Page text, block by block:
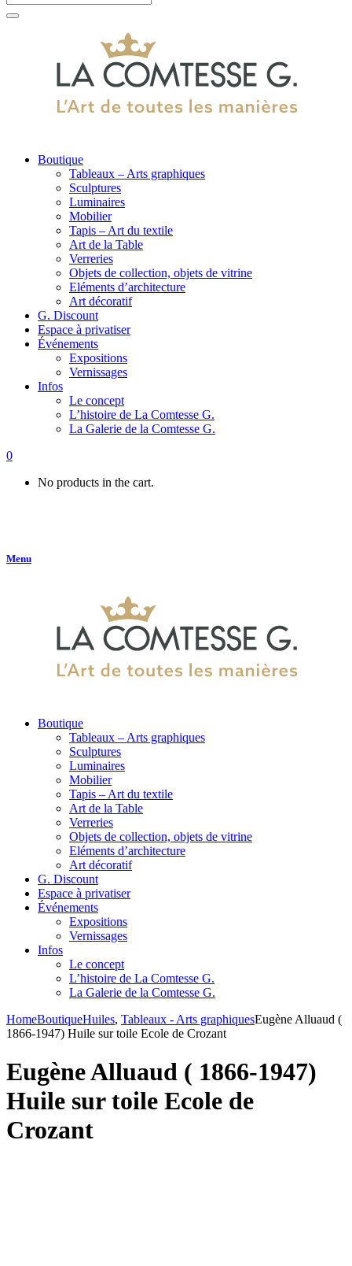
Boutique
Tableaux – Arts graphiques
Sculptures
Luminaires
Mobilier
Tapis – Art du textile
Art de la Table
Verreries
Objets de collection, objets de vitrine
Eléments d’architecture
Art décoratif
G. Discount
Espace à privatiser
Événements
Expositions
Vernissages
Infos
Le concept
L’histoire de La Comtesse G.
La Galerie de la Comtesse G.
0
No products in the cart.
Menu
Boutique
Tableaux – Arts graphiques
Sculptures
Luminaires
Mobilier
Tapis – Art du textile
Art de la Table
Verreries
Objets de collection, objets de vitrine
Eléments d’architecture
Art décoratif
G. Discount
Espace à privatiser
Événements
Expositions
Vernissages
Infos
Le concept
L’histoire de La Comtesse G.
La Galerie de la Comtesse G.
HomeBoutiqueHuiles, Tableaux - Arts graphiquesEugène Alluaud (
1866-1947) Huile sur toile Ecole de Crozant
Eugène Alluaud ( 1866-1947)
Huile sur toile Ecole de
Crozant